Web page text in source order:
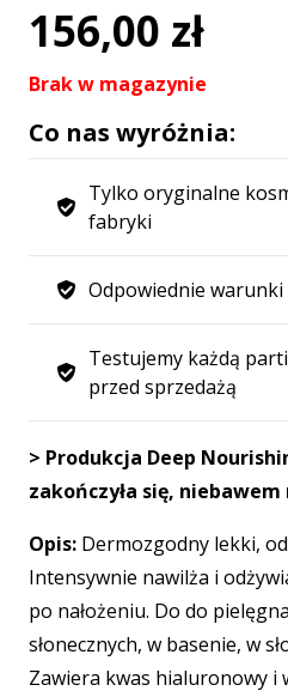
156,00 zł
Brak w magazynie
Co nas wyróżnia:
Tylko oryginalne
fabryki
Odpowiednie
Testujemy każdą
przed sprzedażą
> Produkcja Deep
zakończyła się, niebawem
Opis: Dermozgodny lekki,
Intensywnie nawilża i
po nałożeniu. Do do
słonecznych, w basenie, w
Zawiera kwas hialuronowy i